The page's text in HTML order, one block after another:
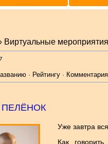
Виртуальные мероприятия
· Рейтингу·
Уже завтра
Как